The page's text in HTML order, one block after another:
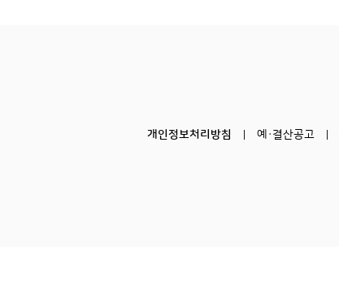
개인정보처리방침 예·결산공고